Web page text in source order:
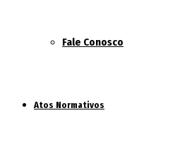
Fale Conosco
Atos Normativos